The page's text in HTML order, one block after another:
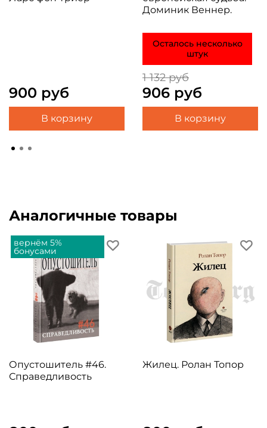
900 руб
В корзину
Доминик Веннер.
Осталось несколько
штук
1 132 руб
906 руб
В корзину
Аналогичные товары
вернём 5%
бонусами
Опустошитель #46.
Справедливость
Жилец. Ролан Топор